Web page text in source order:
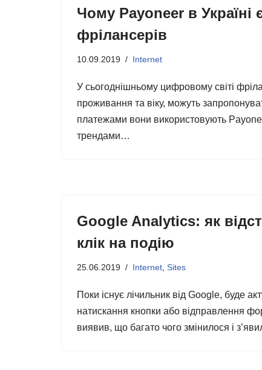
Чому Payoneer в Україні
фрілансерів
10.09.2019 Internet
У сьогоднішньому цифровому світі
проживання та віку, можуть
платежами вони використовують
трендами…
Google Analytics: як
клік на подію
25.06.2019 Internet Sites
Поки існує лічильник від Google, буде
натискання кнопки або відправлення
виявив, що багато чого змінилося і